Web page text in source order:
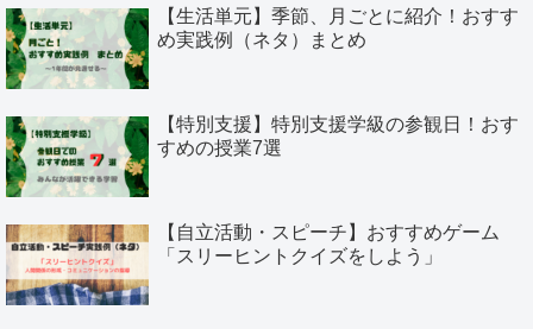
【生活単元】季節、月ごとに紹介！おすす
め実践例（ネタ）まとめ
【特別支援】特別支援学級の参観日！おす
すめの授業7選
【自立活動・スピーチ】おすすめゲーム
「スリーヒントクイズをしよう」